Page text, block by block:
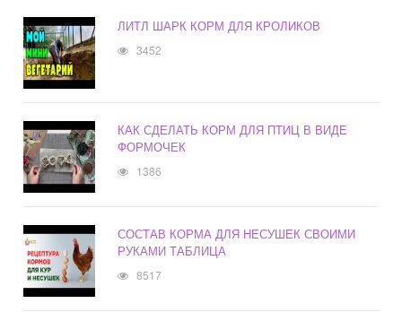
ЛИТЛ ШАРК КОРМ ДЛЯ КРОЛИКОВ
3452
КАК СДЕЛАТЬ КОРМ ДЛЯ ПТИЦ В ВИДЕ
ФОРМОЧЕК
1386
СОСТАВ КОРМА ДЛЯ НЕСУШЕК СВОИМИ
РУКАМИ ТАБЛИЦА
8517